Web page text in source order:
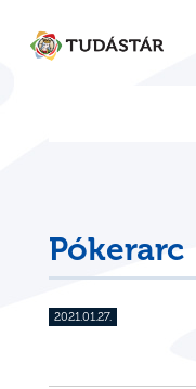
content
Pókerarc
2021.01.27.